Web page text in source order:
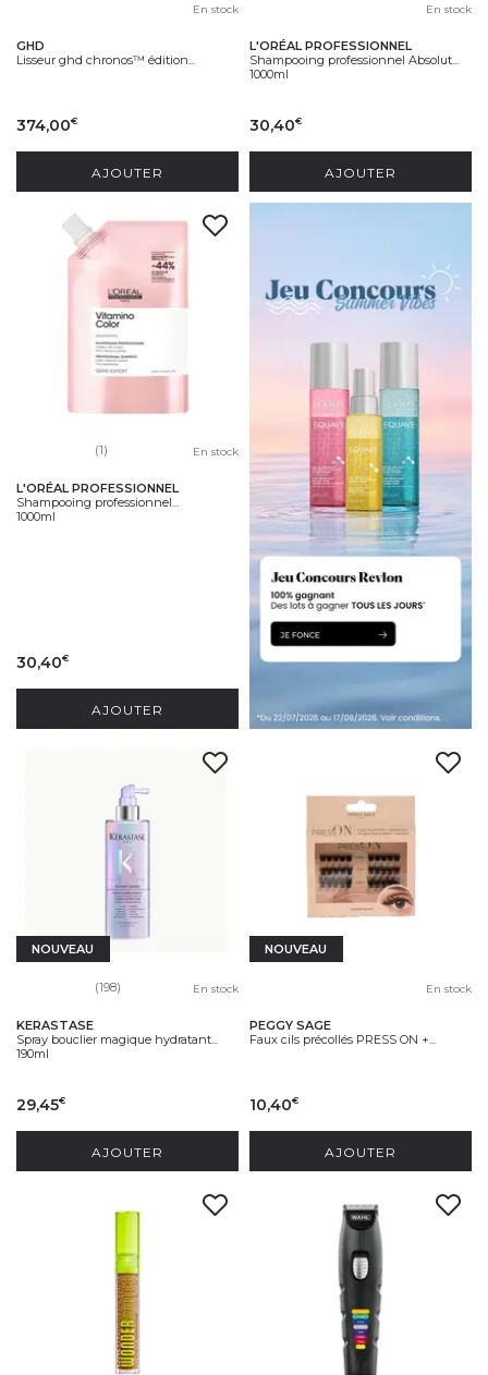
En stock
GHD
Lisseur ghd chronos™ édition...
374,00€
AJOUTER
En stock
L'ORÉAL PROFESSIONNEL
Shampooing professionnel Absolut...
1000ml
30,40€
AJOUTER
(1) En stock
L'ORÉAL PROFESSIONNEL
Shampooing professionnel...
1000ml
30,40€
AJOUTER
NOUVEAU
(198) En stock
KERASTASE
Spray bouclier magique hydratant...
190ml
29,45€
AJOUTER
NOUVEAU
En stock
PEGGY SAGE
Faux cils précollés PRESS ON +...
10,40€
AJOUTER